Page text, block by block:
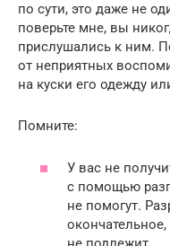
по сути, это даже не
поверьте мне, вы
прислушались к ним.
от неприятных
на куски его одежду
Помните:
У вас не
с помощью
не помогут.